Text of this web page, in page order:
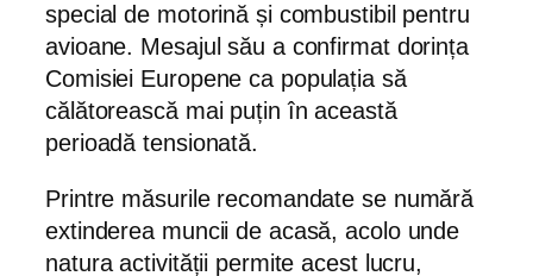
special de motorină și combustibil pentru
avioane. Mesajul său a confirmat dorința
Comisiei Europene ca populația să
călătorească mai puțin în această
perioadă tensionată.
Printre măsurile recomandate se numără
extinderea muncii de acasă, acolo unde
natura activității permite acest lucru,